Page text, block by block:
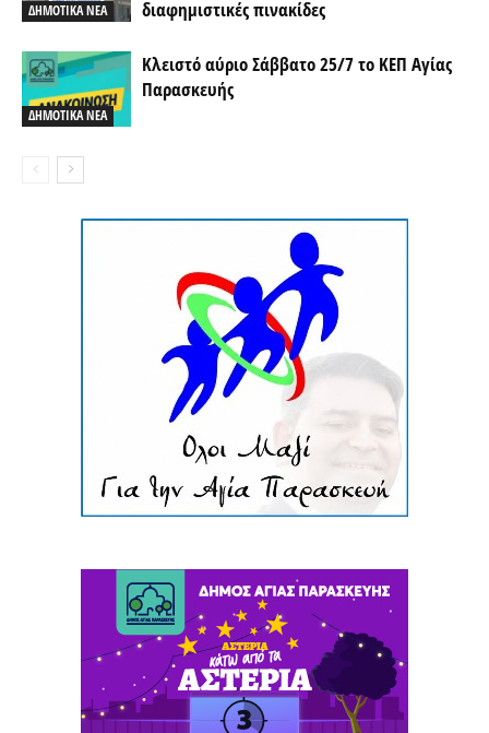
ΔΗΜΟΤΙΚΑ ΝΕΑ
διαφημιστικές πινακίδες
ΔΗΜΟΤΙΚΑ ΝΕΑ
Κλειστό αύριο Σάββατο 25/7 το ΚΕΠ Αγίας
Παρασκευής